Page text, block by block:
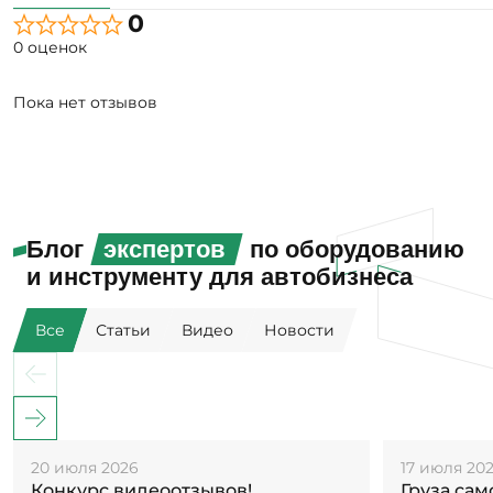
0
0 оценок
Пока нет отзывов
Блог экспертов
по оборудованию
и инструменту для автобизнеса
Все Статьи Видео Новости
20 июля 2026 17 июля